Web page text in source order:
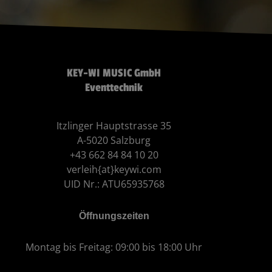
KEY-WI MUSIC GmbH
Eventtechnik
Itzlinger Hauptstrasse 35
A-5020 Salzburg
+43 662 84 84 10 20
verleih{at}keywi.com
UID Nr.: ATU65935768
Öffnungszeiten
Montag bis Freitag: 09:00 bis 18:00 Uhr